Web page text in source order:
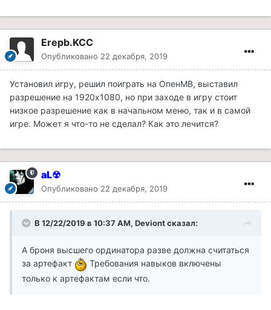
Erepb.KCC
Опубликовано 22 декабря, 2019
Установил игру, решил поиграть на ОпенМВ, выставил
разрешение на 1920х1080, но при заходе в игру стоит
низкое разрешение как в начальном меню, так и в самой
игре. Может я что-то не сделал? Как это лечится?
aL☢
Опубликовано 22 декабря, 2019
В 12/22/2019 в 10:37 AM, Deviont сказал:
А броня высшего ординатора разве должна считаться
за артефакт
Требования навыков включены
только к артефактам если что.